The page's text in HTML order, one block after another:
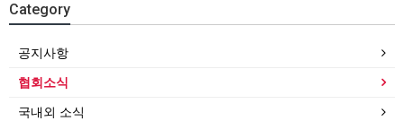
Category
공지사항
협회소식
국내외 소식